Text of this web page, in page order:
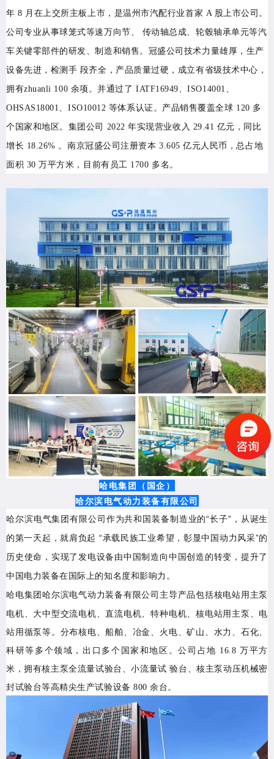
年 8 月在上交所主板上市，是温州市汽配行业首家 A 股上市公司。
公司专业从事球笼式等速万向节、 传动轴总成、轮毂轴承单元等汽
车关键零部件的研发、制造和销售。冠盛公司技术力量雄厚，生产
设备先进，检测手 段齐全，产品质量过硬，成立有省级技术中心，
拥有zhuanli 100 余项。并通过了 IATF16949、ISO14001、
OHSAS18001、ISO10012 等体系认证。产品销售覆盖全球 120 多
个国家和地区。集团公司 2022 年实现营业收入 29.41 亿元，同比
增长 18.26% 。南京冠盛公司注册资本 3.605 亿元人民币，总占地
面积 30 万平方米，目前有员工 1700 多名。
哈电集团（国企）
哈尔滨电气动力装备有限公司
哈尔滨电气集团有限公司作为共和国装备制造业的“长子”，从诞生
的第一天起，就肩负起 “承载民族工业希望，彰显中国动力风采”的
历史使命，实现了发电设备由中国制造向中国创造的转变，提升了
中国电力装备在国际上的知名度和影响力。
哈电集团哈尔滨电气动力装备有限公司 主导产品包括核电站用主泵
电机、大中型交流电机、直流电机、特种电机、核电站用主泵、电
站用循泵等。分布核电、船舶、冶金、火电、矿山、水力、石化、
科研等多个领域，出口多个国家和地区。公司占地 16.8 万平方
米，拥有核主泵全流量试验台、小流量试 验台、核主泵动压机械密
封试验台等高精尖生产试验设备 800 余台。